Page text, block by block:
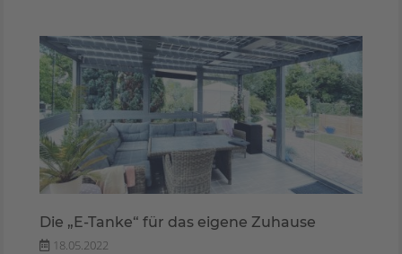
Die „E-Tanke“ für das eigene Zuhause
18.05.2022